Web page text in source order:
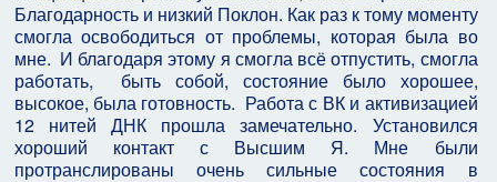
Благодарность и низкий Поклон. Как раз к тому моменту
смогла освободиться от проблемы, которая была во
мне. И благодаря этому я смогла всё отпустить, смогла
работать, быть собой, состояние было хорошее,
высокое, была готовность. Работа с ВК и активизацией
12 нитей ДНК прошла замечательно. Установился
хороший контакт с Высшим Я. Мне были
протранслированы очень сильные состояния в